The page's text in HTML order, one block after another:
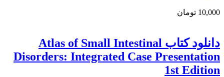
10,000 تومان
دانلود کتاب Atlas of Small Intestinal
Disorders: Integrated Case Presentation
1st Edition